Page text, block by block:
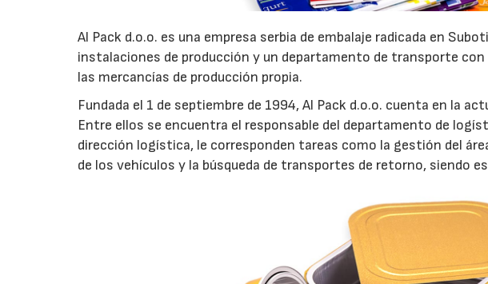
Al Pack d.o.o. es una empresa serbia de embalaje radicada en
instalaciones de producción y un departamento de transporte
las mercancías de producción propia.
Fundada el 1 de septiembre de 1994, Al Pack d.o.o. cuenta en la
Entre ellos se encuentra el responsable del departamento de
dirección logística, le corresponden tareas como la gestión del
de los vehículos y la búsqueda de transportes de retorno, siendo